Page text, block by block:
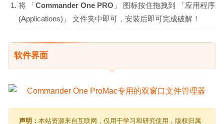
将 「Commander One PRO 」 图标按住拖拽到 「应用程序
(Applications)」 文件夹中即可，安装后即可完成破解！
软件界面
声明： 本站资源来自互联网，仅用于学习和研究使用，版权归属